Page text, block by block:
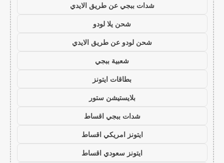
شدات ببجي عن طريق الايدي
شحن يلا لودو
شحن لودو عن طريق الايدي
شعبية ببجي
بطاقات ايتونز
بلايستيشن ستور
شدات ببجي اقساط
ايتونز امريكي اقساط
ايتونز سعودي اقساط